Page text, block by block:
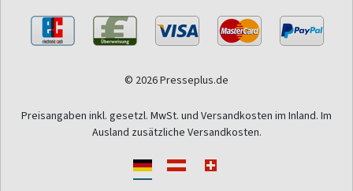
© 2026 Presseplus.de
Preisangaben inkl. gesetzl. MwSt. und Versandkosten im Inland. Im
Ausland zusätzliche Versandkosten.